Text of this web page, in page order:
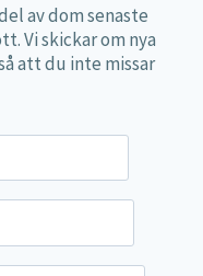
Lägg till i
av dom senaste
Vi skickar om nya
att du inte missar